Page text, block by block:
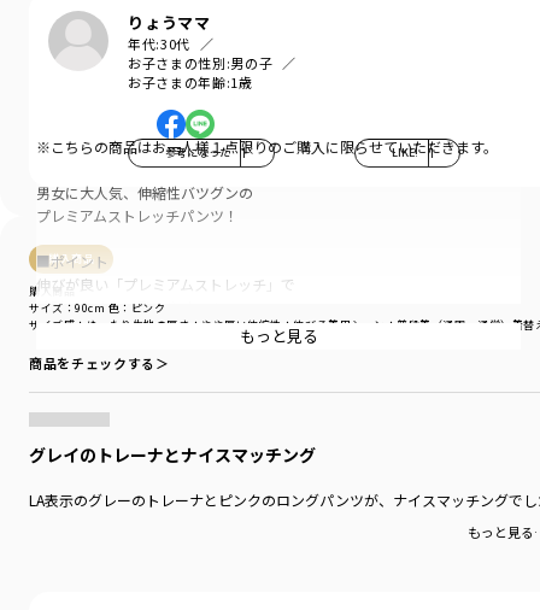
りょうママ
年代:30代
お子さまの性別:男の子
お子さまの年齢:1歳
参考になった 1 LIKE! 1
購入商品
購入商品
サイズ感 ：ゆったり 生地の厚さ ：やや厚い伸縮性 ：伸びる着用シーン ：普段着（通園・通学） 着替
サイズ：90cm 色：ピンク
商品をチェックする＞
グレイのトレーナとナイスマッチング
LA表示のグレーのトレーナとピンクのロングパンツが、ナイスマッチングで
もっと見
※こちらの商品はお一人様１点限りのご購入に限らせていただきます。
男女に大人気、伸縮性バツグンの
プレミアムストレッチパンツ！
■ポイント
伸びが良い「プレミアムストレッチ」で
着脱しやすい、動きやすい！
きれいなスキニーシルエットでスタイル良く、
「男女」や「ペア」で使って頂けます。
ずれにくい安心設計です。
■素材
しなやかなで上品な印象のツイル素材を使用。
もっと見る